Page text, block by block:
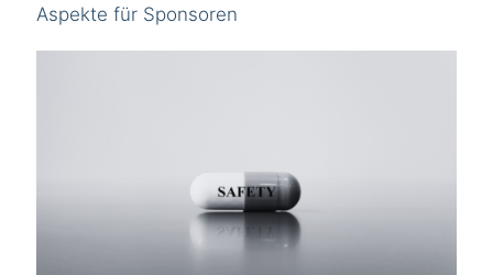
Aspekte für Sponsoren